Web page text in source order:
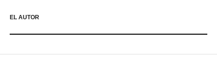
EL AUTOR